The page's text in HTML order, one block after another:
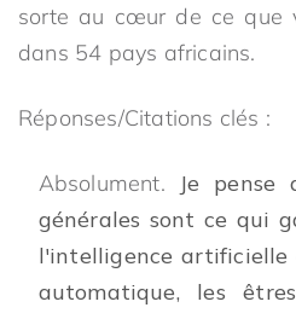
sorte au cœur de ce que
dans 54 pays africains.
Réponses/Citations clés :
Absolument.
Je pense
générales sont ce qui
l'intelligence artificielle
automatique, les